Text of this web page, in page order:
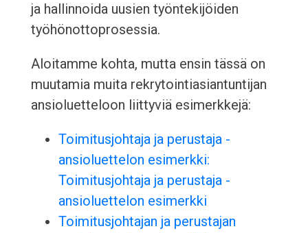
ja hallinnoida uusien työntekijöiden
työhönottoprosessia.
Aloitamme kohta, mutta ensin tässä on
muutamia muita rekrytointiasiantuntijan
ansioluetteloon liittyviä esimerkkejä:
Toimitusjohtaja ja perustaja -
ansioluettelon esimerkki:
Toimitusjohtaja ja perustaja -
ansioluettelon esimerkki
Toimitusjohtajan ja perustajan